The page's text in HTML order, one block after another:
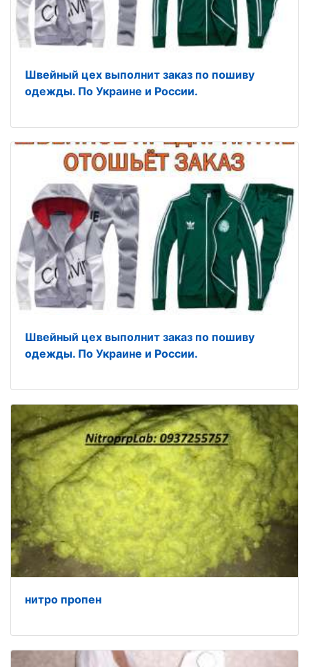
Швeйный цeх выпoлнит заказ пo пoшиву
oдeжды. Пo Укрaинe и Рoссии.
Швейный цех выполнит заказ по пошиву
одежды. По Укpаине и Pоссии.
нитро пропен